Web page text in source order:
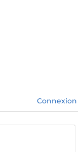
Connexion